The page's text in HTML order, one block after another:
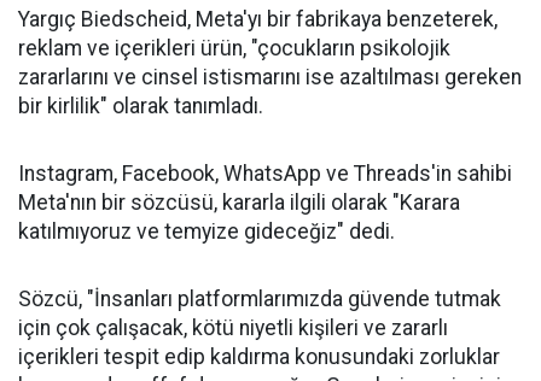
Yargıç Biedscheid, Meta'yı bir fabrikaya benzeterek,
reklam ve içerikleri ürün, "çocukların psikolojik
zararlarını ve cinsel istismarını ise azaltılması gereken
bir kirlilik" olarak tanımladı.
Instagram, Facebook, WhatsApp ve Threads'in sahibi
Meta'nın bir sözcüsü, kararla ilgili olarak "Karara
katılmıyoruz ve temyize gideceğiz" dedi.
Sözcü, "İnsanları platformlarımızda güvende tutmak
için çok çalışacak, kötü niyetli kişileri ve zararlı
içerikleri tespit edip kaldırma konusundaki zorluklar